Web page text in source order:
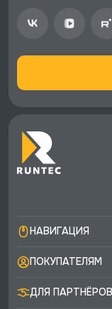
экспертная
НАВИГАЦИЯ
ПОКУПАТЕЛЯМ
ДЛЯ ПАРТНЁРОВ